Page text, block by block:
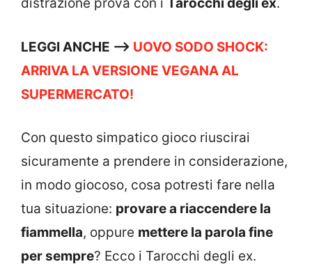
distrazione prova con i Tarocchi degli ex.
LEGGI ANCHE –> UOVO SODO SHOCK:
ARRIVA LA VERSIONE VEGANA AL
SUPERMERCATO!
Con questo simpatico gioco riuscirai
sicuramente a prendere in considerazione,
in modo giocoso, cosa potresti fare nella
tua situazione: provare a riaccendere la
fiammella, oppure mettere la parola fine
per sempre? Ecco i Tarocchi degli ex.